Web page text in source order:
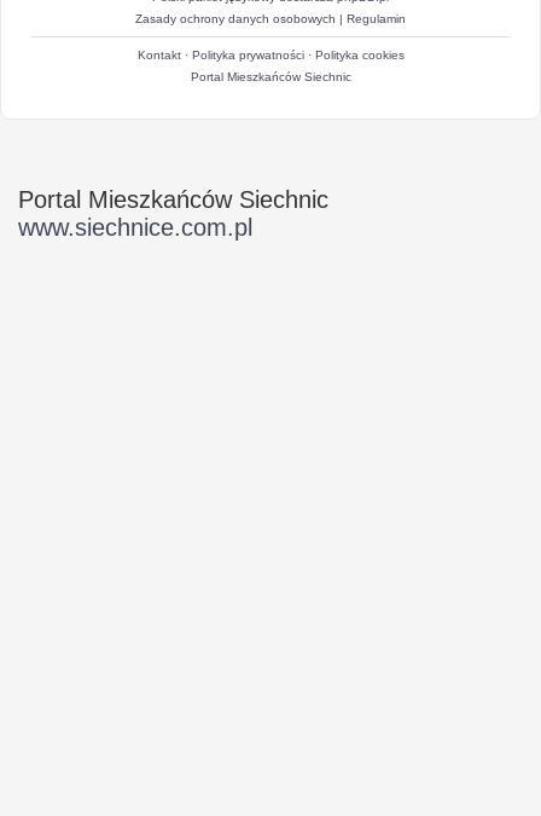
Zasady ochrony danych osobowych
Regulamin
Kontakt· Polityka prywatności· Polityka cookies
Portal Mieszkańców Siechnic
Portal Mieszkańców Siechnic
www.siechnice.com.pl